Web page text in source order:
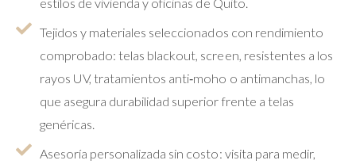
estilos de vivienda y oficinas de Quito.
Tejidos y materiales seleccionados con rendimiento
comprobado: telas blackout, screen, resistentes a los
rayos UV, tratamientos anti‐moho o antimanchas, lo
que asegura durabilidad superior frente a telas
genéricas.
Asesoría personalizada sin costo: visita para medir,